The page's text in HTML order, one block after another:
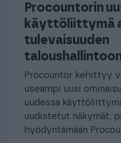
Procountorin
käyttöliittymä
tulevaisuuden
Procountor kehittyy
useampi uusi
uudessa
uudistetut näkymät,
hyödyntämään